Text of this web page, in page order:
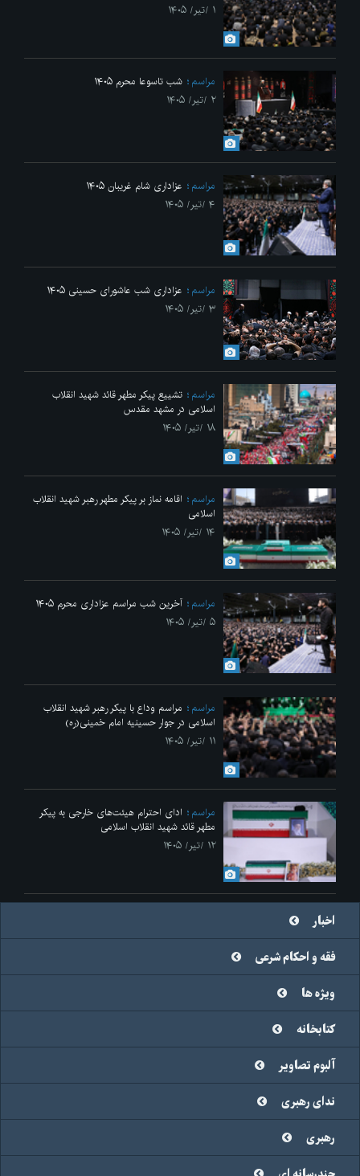
۱ /تیر/ ۱۴۰۵
مراسم
شب تاسوعا محرم ۱۴۰۵
۲ /تیر/ ۱۴۰۵
مراسم
عزاداری شام غریبان ۱۴۰۵
۴ /تیر/ ۱۴۰۵
مراسم
عزاداری شب عاشورای حسینی ۱۴۰۵
۳ /تیر/ ۱۴۰۵
مراسم
تشییع پیکر مطهر قائد شهید انقلاب
اسلامی در مشهد مقدس
۱۸ /تیر/ ۱۴۰۵
مراسم
اقامه نماز بر پیکر مطهر رهبر شهید انقلاب
اسلامی
۱۴ /تیر/ ۱۴۰۵
مراسم
آخرین شب مراسم عزاداری محرم ۱۴۰۵
۵ /تیر/ ۱۴۰۵
مراسم
مراسم وداع با پیکر رهبر شهید انقلاب
اسلامی در جوار حسینیه امام خمینی(ره)
۱۱ /تیر/ ۱۴۰۵
مراسم
ادای احترام هیئت‌های خارجی به پیکر
مطهر قائد شهید انقلاب اسلامی
۱۲ /تیر/ ۱۴۰۵
اخبار
فقه و احکام شرعی
ویژه ها
کتابخانه
آلبوم تصاویر
ندای رهبری
رهبری